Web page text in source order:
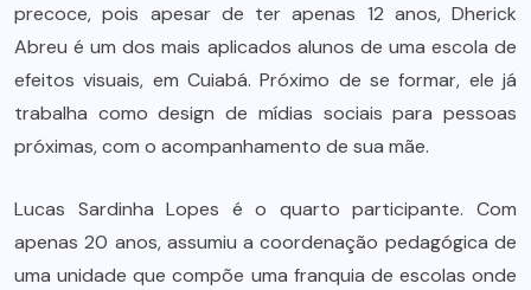
precoce, pois apesar de ter apenas 12 anos, Dherick
Abreu é um dos mais aplicados alunos de uma escola de
efeitos visuais, em Cuiabá. Próximo de se formar, ele já
trabalha como design de mídias sociais para pessoas
próximas, com o acompanhamento de sua mãe.
Lucas Sardinha Lopes é o quarto participante. Com
apenas 20 anos, assumiu a coordenação pedagógica de
uma unidade que compõe uma franquia de escolas onde